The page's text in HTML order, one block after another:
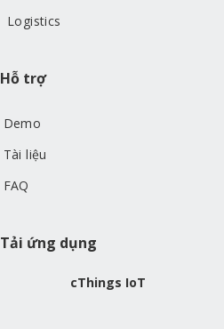
Logistics
Hỗ trợ
Demo
Tài liệu
FAQ
Tải ứng dụng
cThings IoT